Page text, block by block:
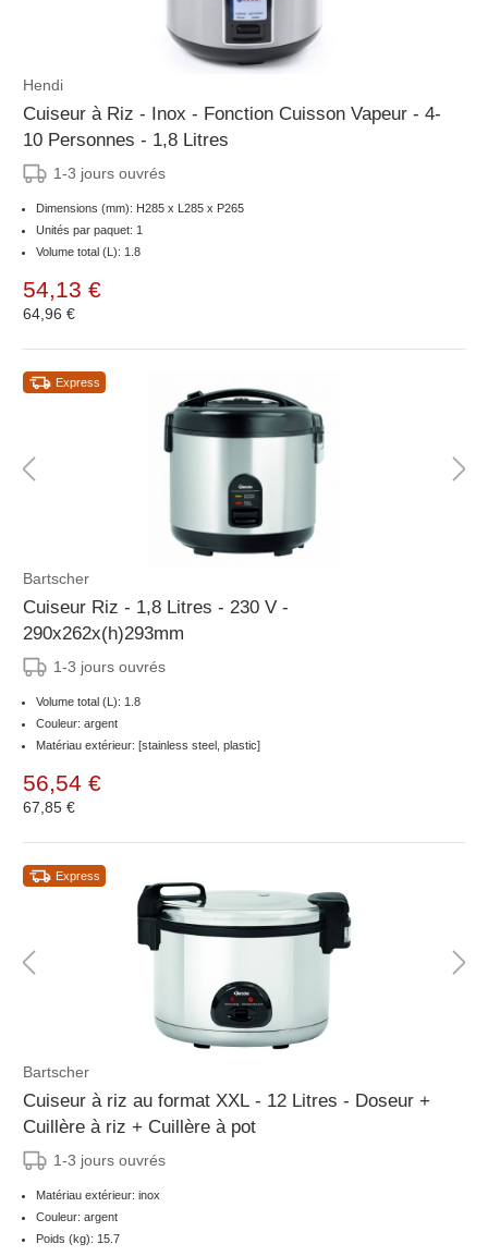
Hendi
Cuiseur à Riz - Inox - Fonction Cuisson Vapeur - 4-
10 Personnes - 1,8 Litres
1-3 jours ouvrés
Dimensions (mm): H285 x L285 x P265
Unités par paquet: 1
Volume total (L): 1.8
54,13 €
64,96 €
Express
Bartscher
Cuiseur Riz - 1,8 Litres - 230 V -
290x262x(h)293mm
1-3 jours ouvrés
Volume total (L): 1.8
Couleur: argent
Matériau extérieur: [stainless steel, plastic]
56,54 €
67,85 €
Express
Bartscher
Cuiseur à riz au format XXL - 12 Litres - Doseur +
Cuillère à riz + Cuillère à pot
1-3 jours ouvrés
Matériau extérieur: inox
Couleur: argent
Poids (kg): 15.7